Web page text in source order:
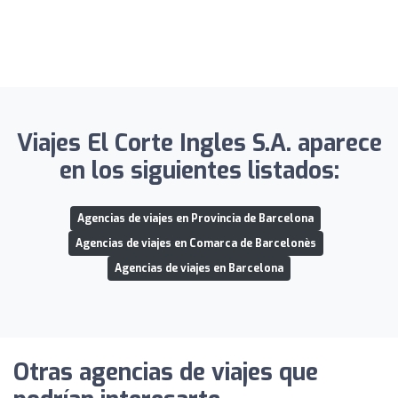
Viajes El Corte Ingles S.A. aparece
en los siguientes listados:
Agencias de viajes en Provincia de Barcelona
Agencias de viajes en Comarca de Barcelonès
Agencias de viajes en Barcelona
Otras agencias de viajes que